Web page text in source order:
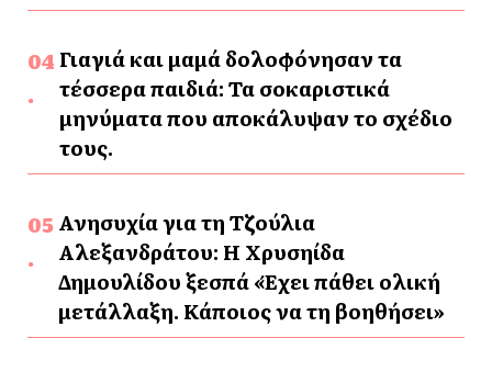
Γιαγιά και μαμά δολοφόνησαν τα
τέσσερα παιδιά: Τα σοκαριστικά
μηνύματα που αποκάλυψαν το σχέδιο
τους.
Ανησυχία για τη Τζούλια
Αλεξανδράτου: Η Χρυσηίδα
Δημουλίδου ξεσπά «Έχει πάθει ολική
μετάλλαξη. Κάποιος να τη βοηθήσει»